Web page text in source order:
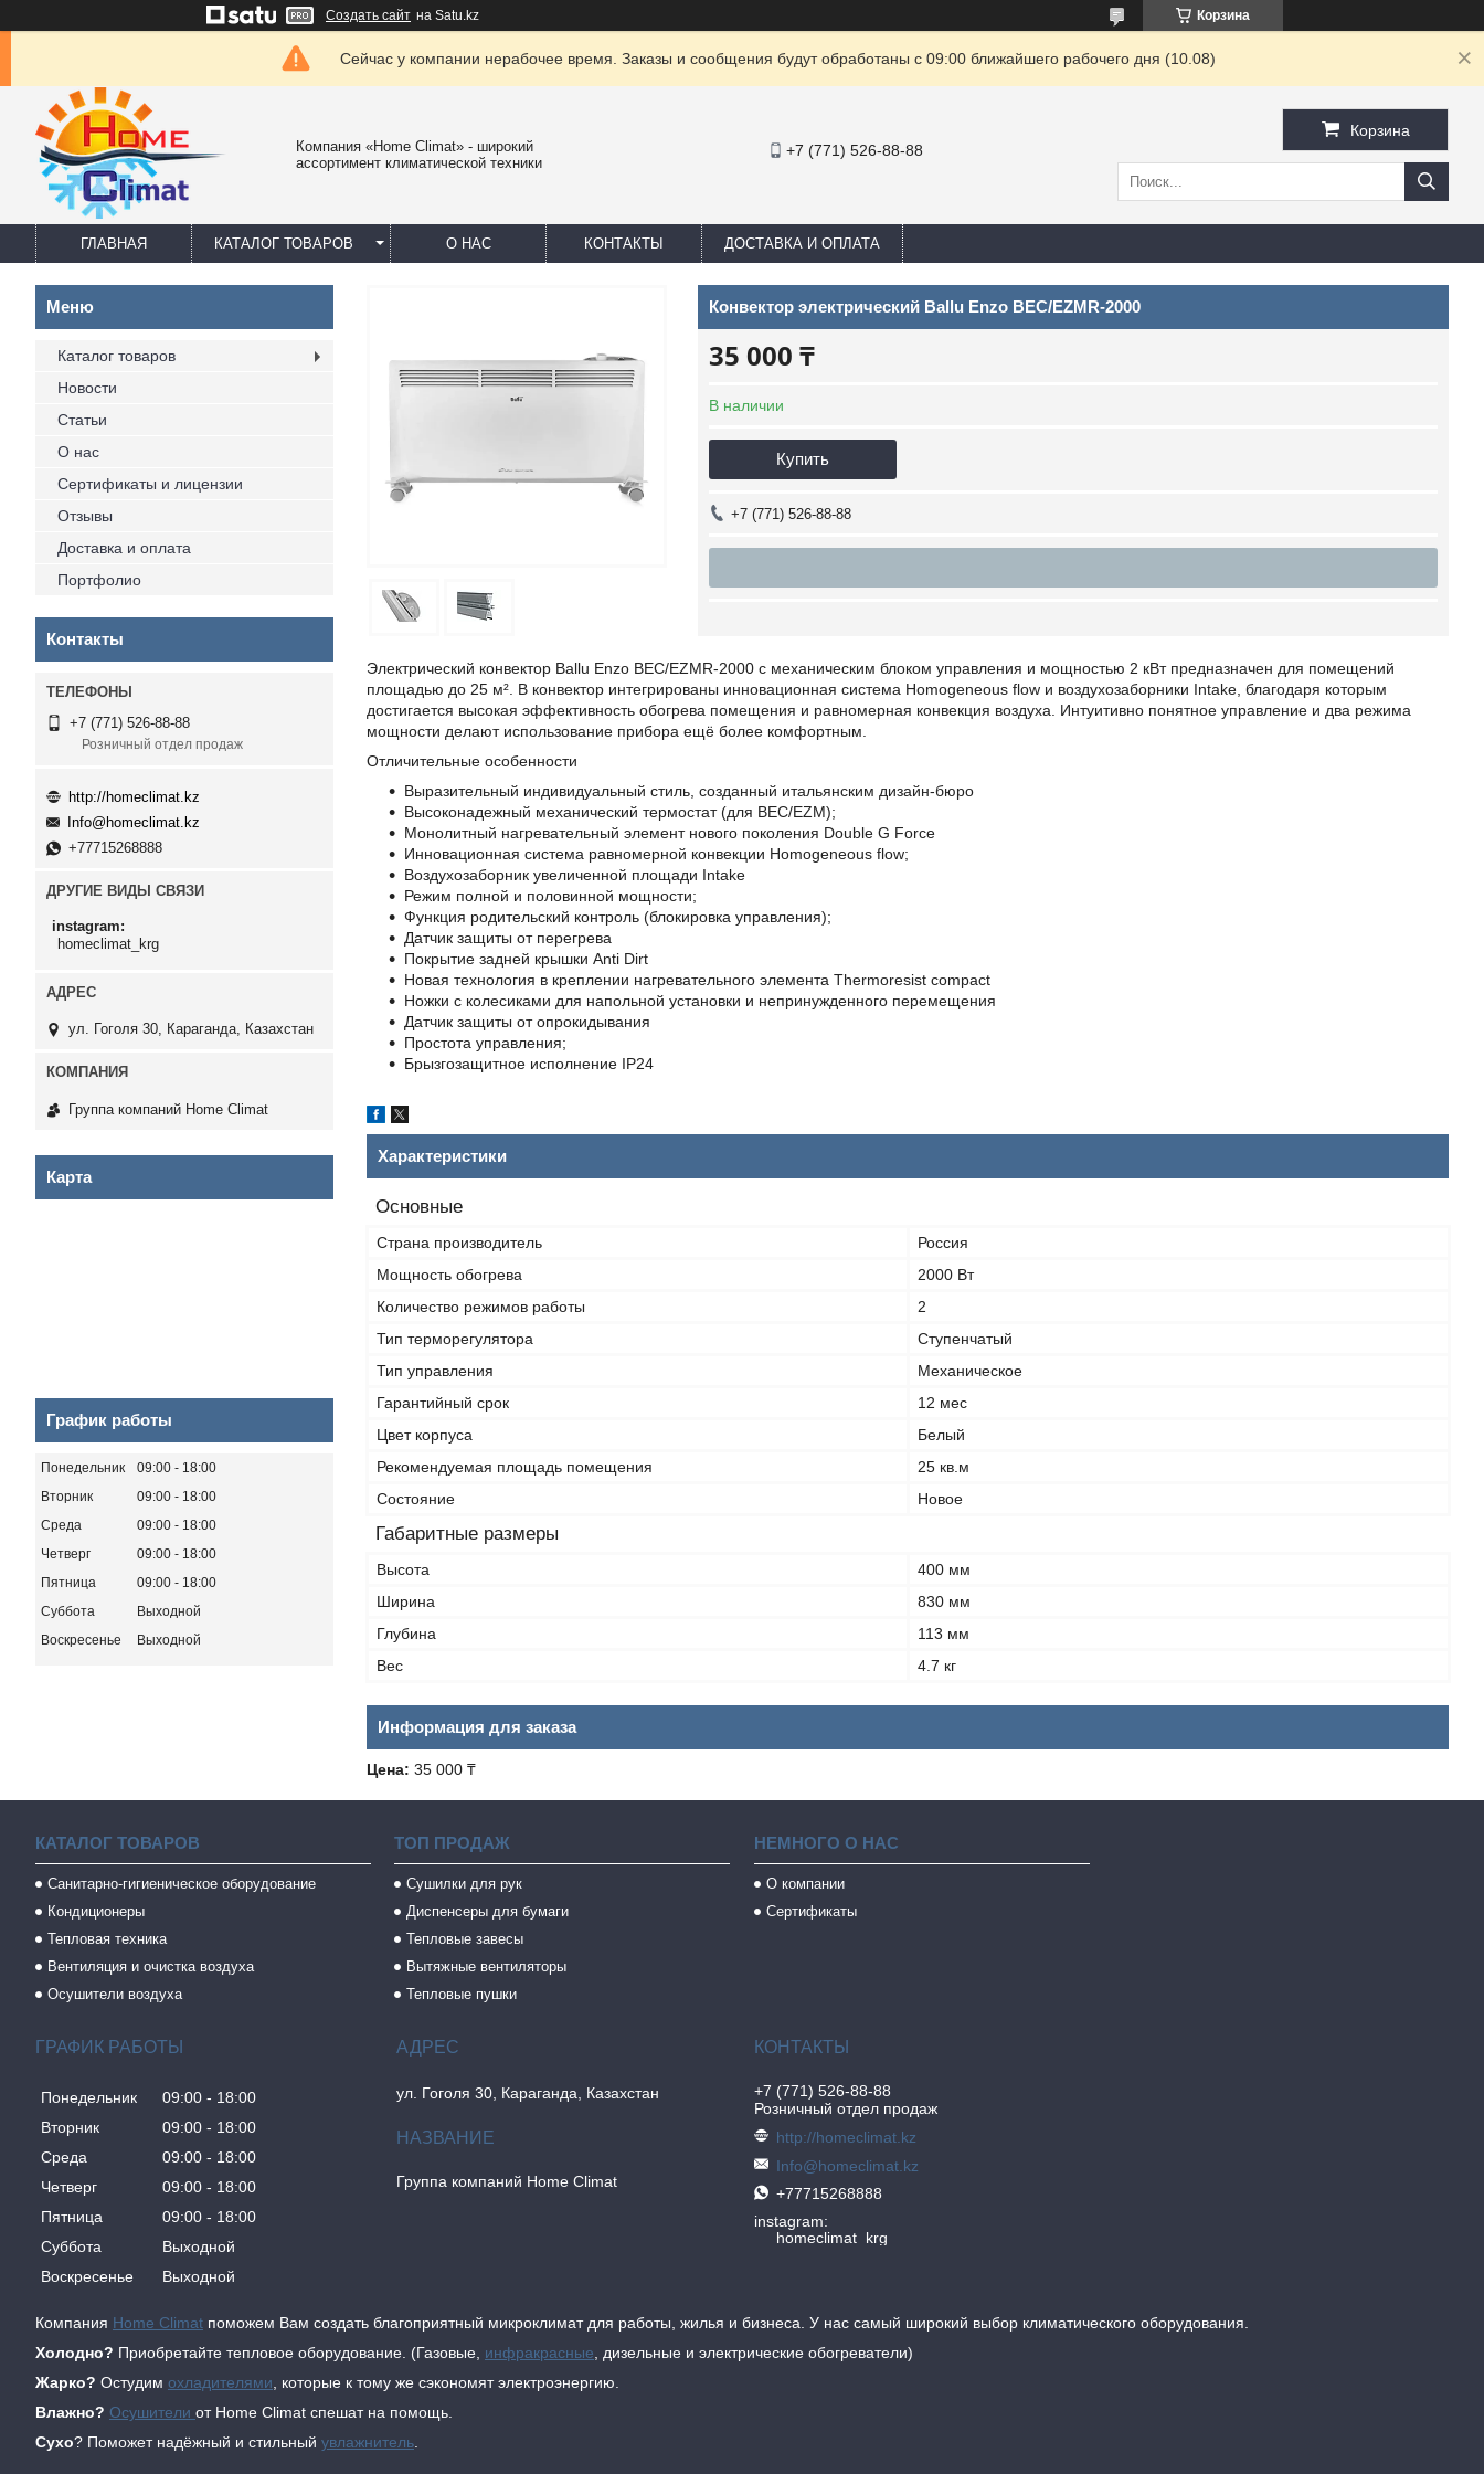
Создать сайт на Satu.kz Корзина
Сейчас у компании нерабочее время. Заказы и сообщения будут обработаны с 09:00 ближайшего рабочего дня (10.08)
Компания «Home Climat» - широкий
ассортимент климатической техники
+7 (771) 526-88-88
Корзина
ГЛАВНАЯ КАТАЛОГ ТОВАРОВ О НАС КОНТАКТЫ ДОСТАВКА И ОПЛАТА
Конвектор электрический Ballu Enzo BEC/EZMR-2000
35 000 ₸
В наличии
Купить
+7 (771) 526-88-88
Электрический конвектор Ballu Enzo BEC/EZMR-2000 с механическим блоком управления и мощностью 2 кВт предназначен для помещений
площадью до 25 м². В конвектор интегрированы инновационная система Homogeneous flow и воздухозаборники Intake, благодаря которым
достигается высокая эффективность обогрева помещения и равномерная конвекция воздуха. Интуитивно понятное управление и два режима
мощности делают использование прибора ещё более комфортным.
Отличительные особенности
Выразительный индивидуальный стиль, созданный итальянским дизайн-бюро
Высоконадежный механический термостат (для BEC/EZM);
Монолитный нагревательный элемент нового поколения Double G Force
Инновационная система равномерной конвекции Homogeneous flow;
Воздухозаборник увеличенной площади Intake
Режим полной и половинной мощности;
Функция родительский контроль (блокировка управления);
Датчик защиты от перегрева
Покрытие задней крышки Anti Dirt
Новая технология в креплении нагревательного элемента Thermoresist compact
Ножки с колесиками для напольной установки и непринужденного перемещения
Датчик защиты от опрокидывания
Простота управления;
Брызгозащитное исполнение IP24
Характеристики
Основные
Страна производитель
Россия
Мощность обогрева
2000 Вт
Количество режимов работы
2
Тип терморегулятора
Ступенчатый
Тип управления
Механическое
Гарантийный срок
12 мес
Цвет корпуса
Белый
Рекомендуемая площадь помещения
25 кв.м
Состояние
Новое
Габаритные размеры
Высота
400 мм
Ширина
830 мм
Глубина
113 мм
Вес
4.7 кг
Информация для заказа
Цена: 35 000 ₸
Каталог товаров
Новости
Статьи
О нас
Сертификаты и лицензии
Отзывы
Доставка и оплата
Портфолио
Контакты
+7 (771) 526-88-88
Розничный отдел продаж
http://homeclimat.kz
Info@homeclimat.kz
+77715268888
ДРУГИЕ ВИДЫ СВЯЗИ
instagram
homeclimat_krg
ул. Гоголя 30, Караганда, Казахстан
Группа компаний Home Climat
Карта
График работы
Понедельник 09:00
18:00
Вторник
09:00
18:00
Среда
09:00
18:00
Четверг
09:00
18:00
Пятница
09:00
18:00
Суббота
Выходной
Воскресенье
Выходной
КАТАЛОГ ТОВАРОВ
Санитарно-гигиеническое оборудование
Кондиционеры
Тепловая техника
Вентиляция и очистка воздуха
Осушители воздуха
ТОП ПРОДАЖ
Сушилки для рук
Диспенсеры для бумаги
Тепловые завесы
Вытяжные вентиляторы
Тепловые пушки
НЕМНОГО О НАС
О компании
Сертификаты
ГРАФИК РАБОТЫ
Понедельник 09:00
18:00
Вторник
09:00
18:00
Среда
09:00
18:00
Четверг
09:00
18:00
Пятница
09:00
18:00
Суббота
Выходной
Воскресенье
Выходной
ул. Гоголя 30, Караганда, Казахстан
Группа компаний Home Climat
+7 (771) 526-88-88
Розничный отдел продаж
http://homeclimat.kz
Info@homeclimat.kz
+77715268888
instagram
homeclimat_krg
Компания Home Climat поможем Вам создать благоприятный микроклимат для работы, жилья и бизнеса. У нас самый широкий выбор климатического оборудования.
Холодно? Приобретайте тепловое оборудование. (Газовые, инфракрасные , дизельные и электрические обогреватели)
Жарко? Остудим охладителями , которые к тому же сэкономят электроэнергию.
Влажно? Осушители от Home Climat спешат на помощь.
Сухо? Поможет надёжный и стильный увлажнитель